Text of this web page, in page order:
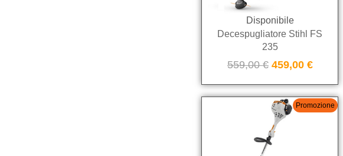
Disponibile
Decespugliatore Stihl FS
235
559,00€ 459,00 €
Promozione